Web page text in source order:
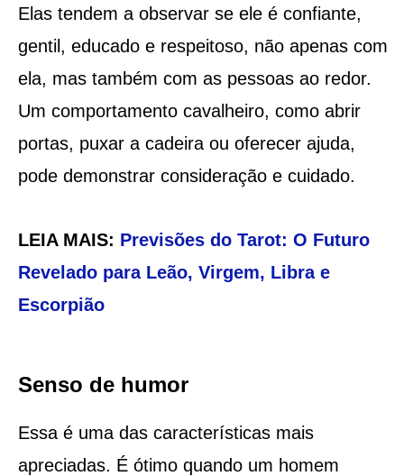
Elas tendem a observar se ele é confiante,
gentil, educado e respeitoso, não apenas com
ela, mas também com as pessoas ao redor.
Um comportamento cavalheiro, como abrir
portas, puxar a cadeira ou oferecer ajuda,
pode demonstrar consideração e cuidado.
LEIA MAIS: Previsões do Tarot: O Futuro
Revelado para Leão, Virgem, Libra e
Escorpião
Senso de humor
Essa é uma das características mais
apreciadas. É ótimo quando um homem